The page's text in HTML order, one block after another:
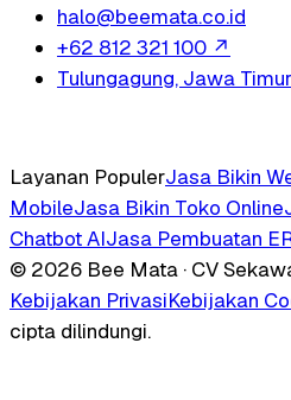
halo@beemata.co.id
+62 812 321 100 ↗
Tulungagung, Jawa Timur
Layanan PopulerJasa Bikin
MobileJasa Bikin Toko Online
Chatbot AIJasa Pembuatan
© 2026 Bee Mata · CV
Kebijakan PrivasiKebijakan
cipta dilindungi.